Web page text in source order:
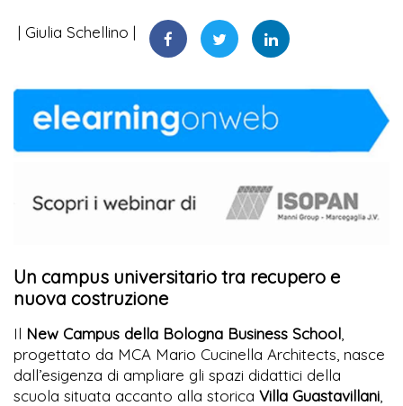
Giulia Schellino
Un campus universitario tra recupero e
nuova costruzione
Il New Campus della Bologna Business School
progettato da MCA Mario Cucinella Architects, nasce
dall’esigenza di ampliare gli spazi didattici della
scuola situata accanto alla storica Villa Guastavillani